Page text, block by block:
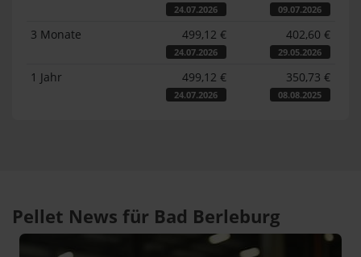
24.07.2026 09.07.2026
3 Monate 499,12 €
24.07.2026
402,60 €
29.05.2026
1 Jahr 499,12 €
24.07.2026
350,73 €
08.08.2025
Pellet News für Bad Berleburg